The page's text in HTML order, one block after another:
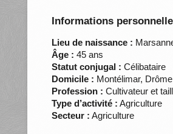
Informations
Lieu de naissance :
Âge : 45 ans
Statut conjugal : Célibataire
Domicile : Montélimar, Drôme
Profession : Cultivateur et
Type d’activité : Agriculture
Secteur : Agriculture